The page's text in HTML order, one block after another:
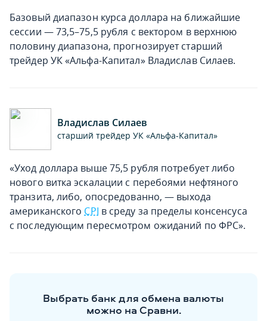
Базовый диапазон курса доллара на ближайшие
сессии — 73,5–75,5 рубля с вектором в верхнюю
половину диапазона, прогнозирует старший
трейдер УК «Альфа-Капитал» Владислав Силаев.
Владислав Силаев
старший трейдер УК «Альфа-Капитал»
«Уход доллара выше 75,5 рубля потребует либо
нового витка эскалации с перебоями нефтяного
транзита, либо, опосредованно, — выхода
американского CPI в среду за пределы консенсуса
с последующим пересмотром ожиданий по ФРС».
Выбрать банк для обмена валюты
можно на Сравни.